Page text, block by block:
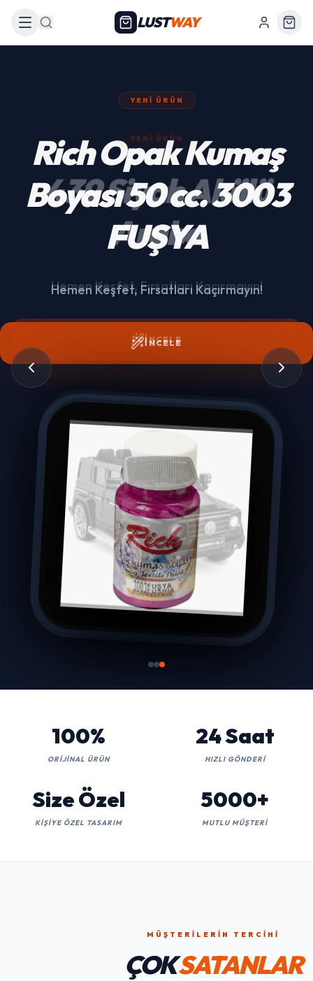
Arama LUSTWAY
439 Siyah Akülü
Araba
İNCELE
100%
ORIJINAL ÜRÜN
24 Saat
HIZLI GÖNDERI
Size Özel
KIŞIYE ÖZEL TASARIM
5000+
MUTLU MÜŞTERI
MÜŞTERILERIN TERCIHI
ÇOKSATANLAR